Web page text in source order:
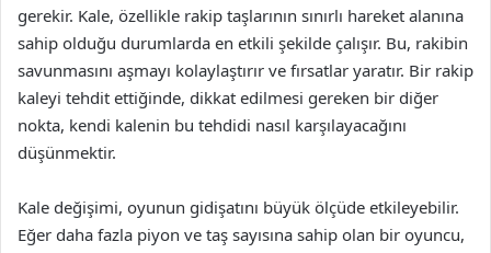
gerekir. Kale, özellikle rakip taşlarının sınırlı hareket alanına
sahip olduğu durumlarda en etkili şekilde çalışır. Bu, rakibin
savunmasını aşmayı kolaylaştırır ve fırsatlar yaratır. Bir rakip
kaleyi tehdit ettiğinde, dikkat edilmesi gereken bir diğer
nokta, kendi kalenin bu tehdidi nasıl karşılayacağını
düşünmektir.
Kale değişimi, oyunun gidişatını büyük ölçüde etkileyebilir.
Eğer daha fazla piyon ve taş sayısına sahip olan bir oyuncu,